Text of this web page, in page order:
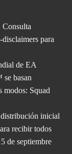
Consulta
para
de EA
basan
modos: Squad
distribución inicial
recibir todos
de septiembre